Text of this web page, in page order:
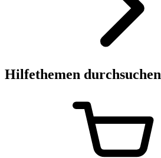
Hilfethemen durchsuchen